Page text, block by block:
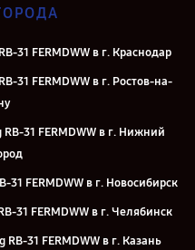
31 FERMDWW в г. Краснодар
31 FERMDWW в г. Ростов-на-
31 FERMDWW в г. Нижний
FERMDWW в г. Новосибирск
31 FERMDWW в г. Челябинск
31 FERMDWW в г. Казань